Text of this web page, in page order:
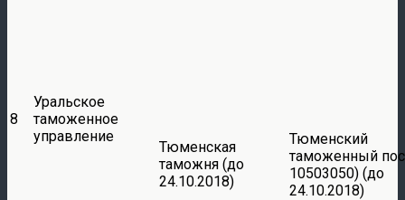
8
Уральское
таможенное
управление
Тюменская
таможня (до
24.10.2018)
Тюменский
таможенный
10503050) (до
24.10.2018)